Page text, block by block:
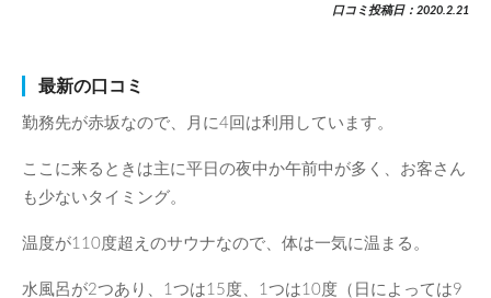
口コミ投稿日：2020.2.21
最新の口コミ
勤務先が赤坂なので、月に4回は利用しています。
ここに来るときは主に平日の夜中か午前中が多く、お客さん
も少ないタイミング。
温度が110度超えのサウナなので、体は一気に温まる。
水風呂が2つあり、1つは15度、1つは10度（日によっては9